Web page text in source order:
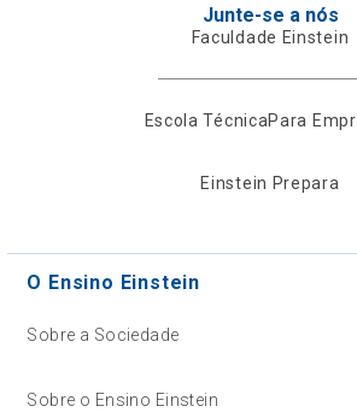
Junte-se a nós
Faculdade Einstein
Escola TécnicaPara
Einstein Prepara
O Ensino Einstein
Sobre a Sociedade
Sobre o Ensino Einstein